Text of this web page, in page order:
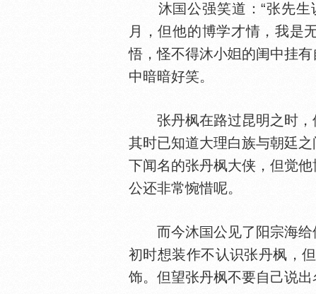
沐
公强笑道：“张先
月，但他的博学才情，我是
悟，怪不得沐小
的闺中挂
中暗暗好笑。
张丹枫在路过昆明之时，
其时已知道大理白族与朝廷
下闻名的张丹枫大侠，但觉
公还非常惋惜呢。
而今沐
公见了阳宗海
初时想装作不认识张丹枫，
饰。但望张丹枫不要自己说